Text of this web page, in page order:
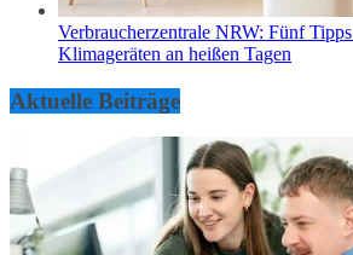
Verbraucherzentrale NRW: Fünf
Klimageräten an heißen Tagen
Aktuelle Beiträge